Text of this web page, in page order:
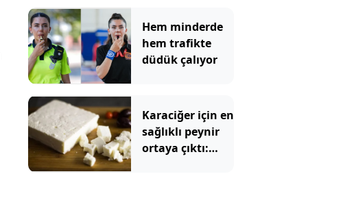
Hem minderde
hem trafikte
düdük çalıyor
Karaciğer için en
sağlıklı peynir
ortaya çıktı: